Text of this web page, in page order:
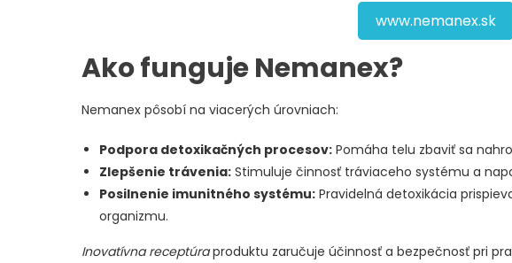
www.nemanex.sk
Ako funguje Nemanex?
Nemanex pôsobí na viacerých úrovniach:
Podpora detoxikačných procesov: Pomáha telu zbaviť sa
Zlepšenie trávenia: Stimuluje činnosť tráviaceho systému a
Posilnenie imunitného systému: Pravidelná detoxikácia
organizmu.
Inovatívna receptúraproduktu zaručuje účinnosť a bezpečnosť pri